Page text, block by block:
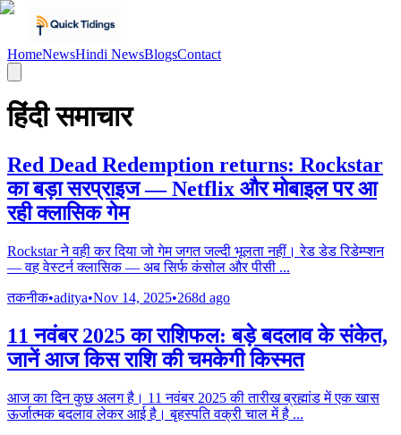
HomeNewsHindi NewsBlogsContact
हिंदी समाचार
Red Dead Redemption returns: Rockstar
का बड़ा सरप्राइज — Netflix और मोबाइल पर आ
रही क्लासिक गेम
Rockstar ने वही कर दिया जो गेम जगत जल्दी भूलता नहीं। रेड डेड रिडेम्प्शन
— वह वेस्टर्न क्लासिक — अब सिर्फ कंसोल और पीसी ...
तकनीक•aditya•Nov 14, 2025•268d ago
11 नवंबर 2025 का राशिफल: बड़े बदलाव के संकेत,
जानें आज किस राशि की चमकेगी किस्मत
आज का दिन कुछ अलग है। 11 नवंबर 2025 की तारीख ब्रह्मांड में एक खास
ऊर्जात्मक बदलाव लेकर आई है। बृहस्पति वक्री चाल में है ...